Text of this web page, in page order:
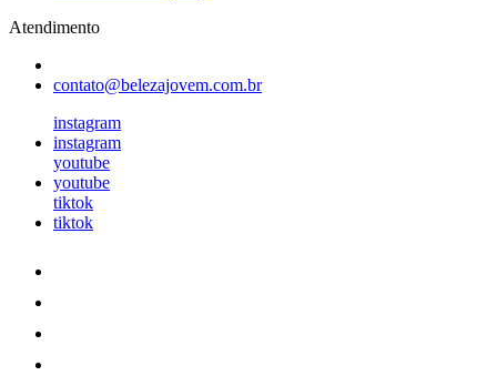
Atendimento
contato@belezajovem.com.br
instagram
instagram
youtube
youtube
tiktok
tiktok